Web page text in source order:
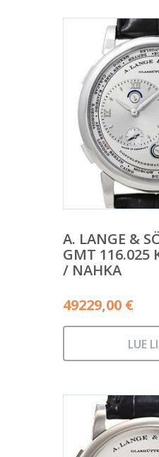
A. LANGE &
GMT 116.025
/ NAHKA
49229,00 €
LUE